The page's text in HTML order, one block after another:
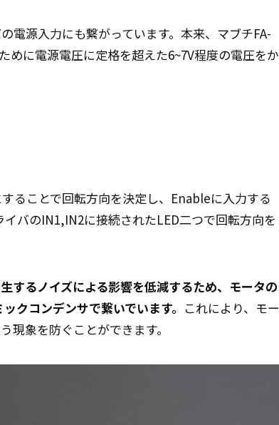
電源入力にも繋がっています。本来、マブチFA-
めに電源電圧に定格を超えた6~7V程度の電圧をか
ることで回転方向を決定し、Enableに入力する
バのIN1,IN2に接続されたLED二つで回転方向を
するノイズによる影響を低減するため、モータの
クコンデンサで繋いでいます。 これにより、モー
現象を防ぐことができます。